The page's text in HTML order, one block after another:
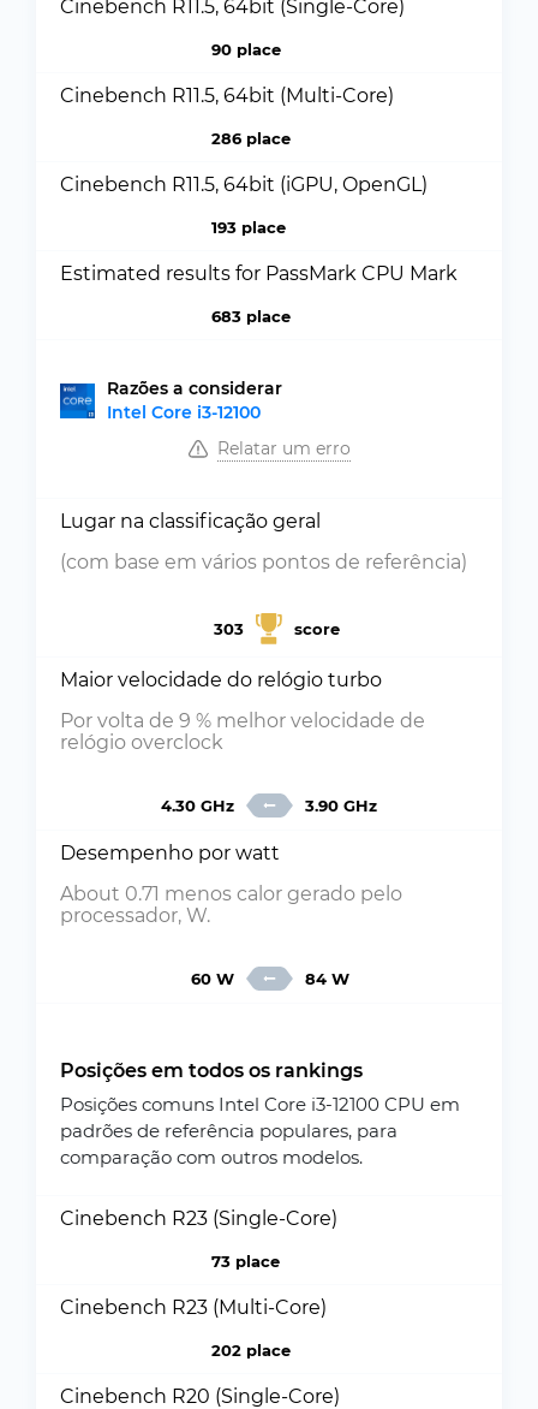
Cinebench R11.5, 64bit (Single-Core)
90 place
Cinebench R11.5, 64bit (Multi-Core)
286 place
Cinebench R11.5, 64bit (iGPU, OpenGL)
193 place
Estimated results for PassMark CPU Mark
683 place
Razões a considerar
Intel Core i3-12100
Relatar um erro
Lugar na classificação geral
(com base em vários pontos de referência)
303 score
Maior velocidade do relógio turbo
Por volta de 9 % melhor velocidade de
relógio overclock
4.30 GHz 3.90 GHz
Desempenho por watt
About 0.71 menos calor gerado pelo
processador, W.
60 W 84 W
Posições em todos os rankings
Posições comuns Intel Core i3-12100 CPU em
padrões de referência populares, para
comparação com outros modelos.
Cinebench R23 (Single-Core)
73 place
Cinebench R23 (Multi-Core)
202 place
Cinebench R20 (Single-Core)